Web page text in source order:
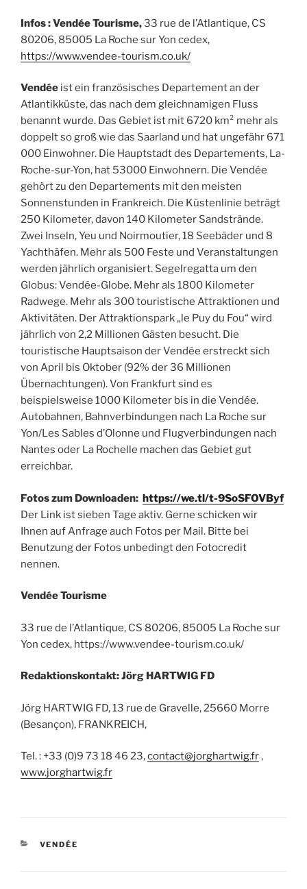
Infos : Vendée Tourisme,33 rue de l’Atlantique, CS
80206, 85005 La Roche sur Yon cedex,
https://www.vendee-tourism.co.uk/
Vendée ist ein französisches Departement an der
Atlantikküste, das nach dem gleichnamigen Fluss
benannt wurde. Das Gebiet ist mit 6720 km² mehr als
doppelt so groß wie das Saarland und hat ungefähr 671
000 Einwohner. Die Hauptstadt des Departements, La-
Roche-sur-Yon, hat 53000 Einwohnern. Die Vendée
gehört zu den Departements mit den meisten
Sonnenstunden in Frankreich. Die Küstenlinie beträgt
250 Kilometer, davon 140 Kilometer Sandstrände.
Zwei Inseln, Yeu und Noirmoutier, 18 Seebäder und 8
Yachthäfen. Mehr als 500 Feste und Veranstaltungen
werden jährlich organisiert. Segelregatta um den
Globus: Vendée-Globe. Mehr als 1800 Kilometer
Radwege. Mehr als 300 touristische Attraktionen und
Aktivitäten. Der Attraktionspark „le Puy du Fou“ wird
jährlich von 2,2 Millionen Gästen besucht. Die
touristische Hauptsaison der Vendée erstreckt sich
von April bis Oktober (92% der 36 Millionen
Übernachtungen). Von Frankfurt sind es
beispielsweise 1000 Kilometer bis in die Vendée.
Autobahnen, Bahnverbindungen nach La Roche sur
Yon/Les Sables d’Olonne und Flugverbindungen nach
Nantes oder La Rochelle machen das Gebiet gut
erreichbar.
Fotos zum Downloaden: https://we.tl/t-9SoSFOVByf
Der Link ist sieben Tage aktiv. Gerne schicken wir
Ihnen auf Anfrage auch Fotos per Mail. Bitte bei
Benutzung der Fotos unbedingt den Fotocredit
nennen.
Vendée Tourisme
33 rue de l’Atlantique, CS 80206, 85005 La Roche sur
Yon cedex, https://www.vendee-tourism.co.uk/
Redaktionskontakt: Jörg HARTWIG FD
Jörg HARTWIG FD, 13 rue de Gravelle, 25660 Morre
(Besançon), FRANKREICH,
Tel. : +33 (0)9 73 18 46 23,contact@jorghartwig.fr,
www.jorghartwig.fr
CATÉGORIES
VENDÉE